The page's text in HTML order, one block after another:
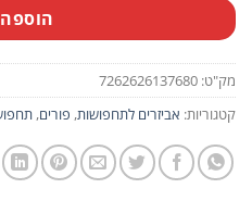
מק"ט: 7262626137680
קטגוריות: אביזרים לתחפושות, פורים,